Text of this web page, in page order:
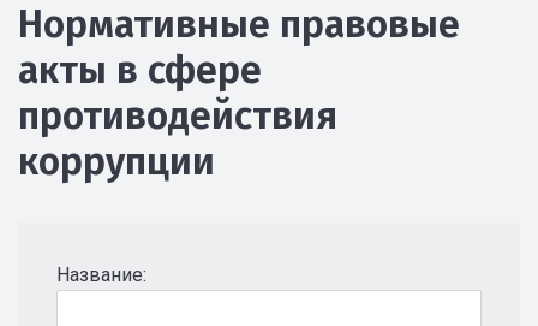
Нормативные правовые
акты в сфере
противодействия
коррупции
Название: